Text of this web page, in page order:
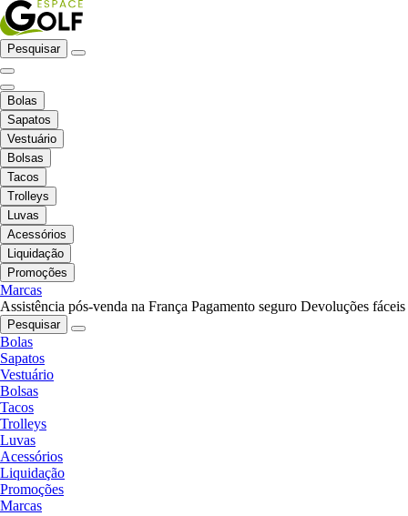
Pesquisar
Bolas
Sapatos
Vestuário
Bolsas
Tacos
Trolleys
Luvas
Acessórios
Liquidação
Promoções
Marcas
Assistência pós-venda na França Pagamento seguro Devoluções fáceis
Pesquisar
Bolas
Sapatos
Vestuário
Bolsas
Tacos
Trolleys
Luvas
Acessórios
Liquidação
Promoções
Marcas